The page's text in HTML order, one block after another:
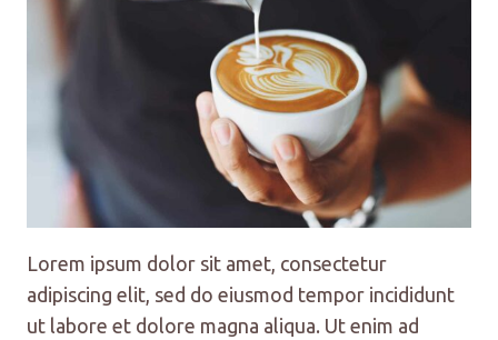
Lorem ipsum dolor sit amet, consectetur
adipiscing elit, sed do eiusmod tempor incididunt
ut labore et dolore magna aliqua. Ut enim ad